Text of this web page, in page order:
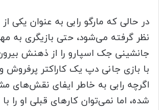
در حالی که مارگو رابی به عنوان یکی
نظر گرفته می‌شود، حتی بازیگری به
جانشینی جک اسپارو را از ذهنش
با بازی جانی دپ یک کاراکتر
اگرچه رابی به خاطر ایفای نقش‌های
شده، اما نمی‌توان کارهای قبلی او را